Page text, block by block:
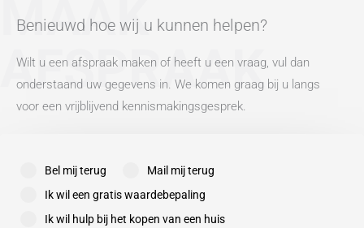
MAAK
AFSPRAAK
Benieuwd hoe wij u kunnen helpen?
Wilt u een afspraak maken of heeft u een vraag, vul dan
onderstaand uw gegevens in. We komen graag bij u langs
voor een vrijblijvend kennismakingsgesprek.
Bel mij terug
Mail mij terug
Ik wil een gratis waardebepaling
Ik wil hulp bij het kopen van een huis